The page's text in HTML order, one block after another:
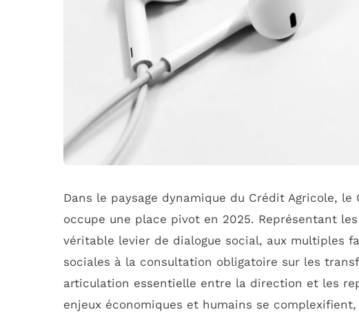
Dans le paysage dynamique du Crédit Agricole, le
occupe une place pivot en 2025. Représentant
véritable levier de dialogue social, aux multiples
sociales à la consultation obligatoire sur les
articulation essentielle entre la direction et les
enjeux économiques et humains se